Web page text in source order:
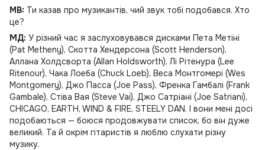
MB: Ти казав про музикантів, чий звук тобі подобався. Хто
це?
МД: У різний час я заслуховувався дисками Пета Метіні
(Pat Metheny), Скотта Хендерсона (Scott Henderson),
Аллана Холдсворта (Allan Holdsworth), Лі Рітенура (Lee
Ritenour), Чака Лоеба (Chuck Loeb), Веса Монтгомері (Wes
Montgomery), Джо Пасса (Joe Pass), Френка Гамбалі (Frank
Gambale), Стіва Вая (Steve Vai), Джо Сатріані (Joe Satriani),
CHICAGO, EARTH, WIND & FIRE, STEELY DAN. І вони мені досі
подобаються — боюся продовжувати список, бо він дуже
великий. Та й окрім гітаристів я люблю слухати різну
музику.